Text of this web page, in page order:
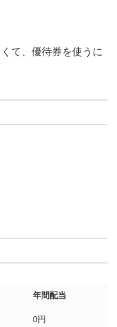
て、優待券を使うに
年間配当
0円